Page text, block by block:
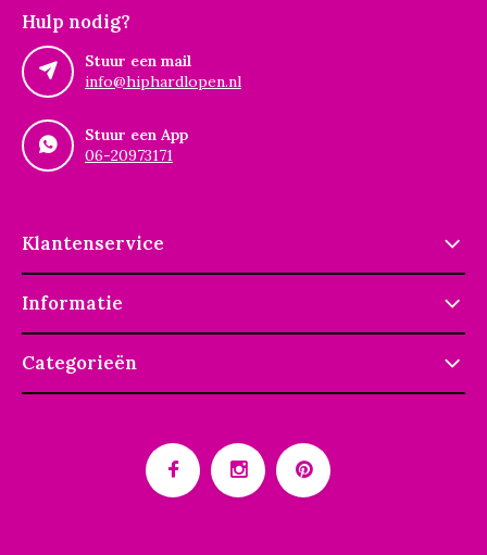
Hulp nodig?
Stuur een mail
info@hiphardlopen.nl
Stuur een App
06-20973171
Klantenservice
Informatie
Categorieën